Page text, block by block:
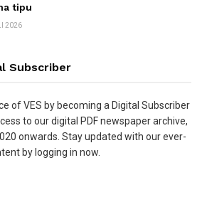
tipu
2026
Subscriber
of VES by becoming a Digital Subscriber
to our digital PDF newspaper archive,
onwards. Stay updated with our ever-
by logging in now.